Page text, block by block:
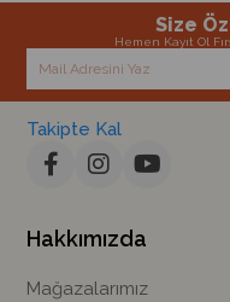
Size
Hemen Kayıt Ol
Takipte Kal
Hakkımızda
Mağazalarımız